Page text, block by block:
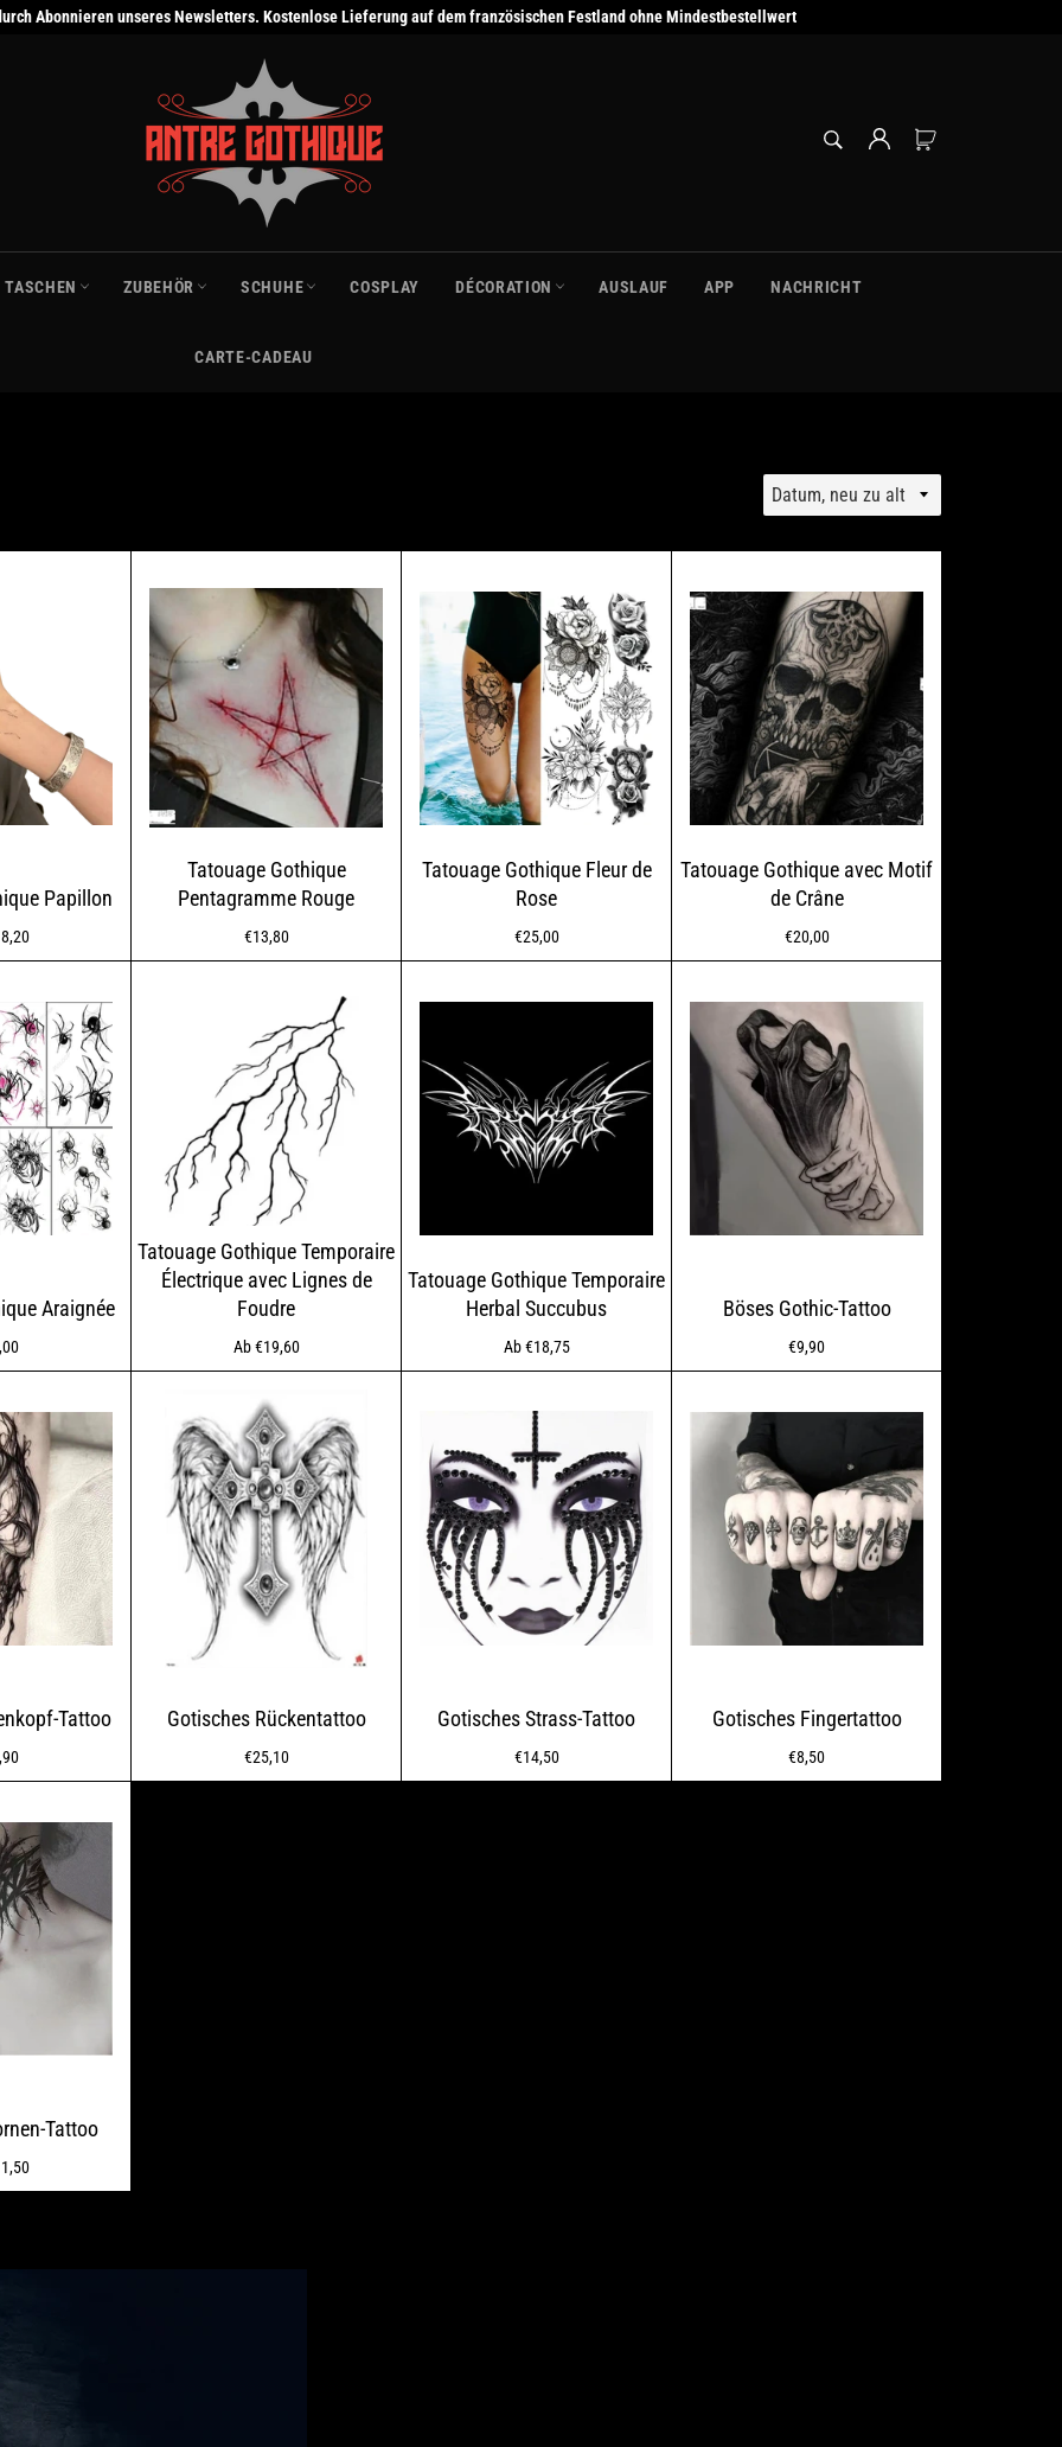
Abonnieren unseres Newsletters. Kostenlose Lieferung auf dem französischen Festland ohne Mindestbestellwert
SUCHEN
TASCHEN ZUBEHÖR SCHUHE COSPLAY DÉCORATION AUSLAUF APP NACHRICHT
CARTE-CADEAU
Papillon
Tatouage Gothique
Pentagramme Rouge
Normaler
Preis
€13,80
Tatouage Gothique Fleur de
Rose
Normaler
Preis
€25,00
Tatouage Gothique avec Motif
de Crâne
Normaler
Preis
€20,00
Araignée
Tatouage Gothique Temporaire
Électrique avec Lignes de
Foudre
Ab €19,60
Tatouage Gothique Temporaire
Herbal Succubus
Ab €18,75
Böses Gothic-Tattoo
Normaler
Preis
€9,90
Tattoo Gotisches Rückentattoo
Normaler
Preis
€25,10
Gotisches Strass-Tattoo
Normaler
Preis
€14,50
Gotisches Fingertattoo
Normaler
Preis
€8,50
Tattoo